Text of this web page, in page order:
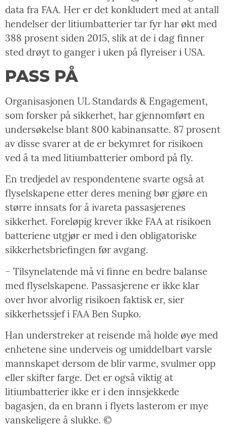
data fra FAA. Her er det konkludert med at antall
hendelser der litiumbatterier tar fyr har økt med
388 prosent siden 2015, slik at de i dag finner
sted drøyt to ganger i uken på flyreiser i USA.
PASS PÅ
Organisasjonen UL Standards & Engagement,
som forsker på sikkerhet, har gjennomført en
undersøkelse blant 800 kabinansatte. 87 prosent
av disse svarer at de er bekymret for risikoen
ved å ta med litiumbatterier ombord på fly.
En tredjedel av respondentene svarte også at
flyselskapene etter deres mening bør gjøre en
større innsats for å ivareta passasjerenes
sikkerhet. Foreløpig krever ikke FAA at risikoen
batteriene utgjør er med i den obligatoriske
sikkerhetsbriefingen før avgang.
– Tilsynelatende må vi finne en bedre balanse
med flyselskapene. Passasjerene er ikke klar
over hvor alvorlig risikoen faktisk er, sier
sikkerhetssjef i FAA Ben Supko.
Han understreker at reisende må holde øye med
enhetene sine underveis og umiddelbart varsle
mannskapet dersom de blir varme, svulmer opp
eller skifter farge. Det er også viktig at
litiumbatterier ikke er i den innsjekkede
bagasjen, da en brann i flyets lasterom er mye
vanskeligere å slukke. ©